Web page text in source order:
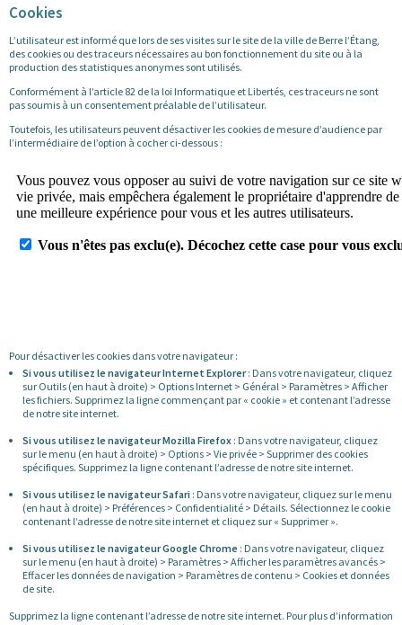
Cookies
L’utilisateur est informé que lors de ses visites sur le site de la ville de Berre l’Étang,
des cookies ou des traceurs nécessaires au bon fonctionnement du site ou à la
production des statistiques anonymes sont utilisés.
Conformément à l’article 82 de la loi Informatique et Libertés, ces traceurs ne sont
pas soumis à un consentement préalable de l’utilisateur.
Toutefois, les utilisateurs peuvent désactiver les cookies de mesure d’audience par
l’intermédiaire de l’option à cocher ci-dessous :
Pour désactiver les cookies dans votre navigateur :
Si vous utilisez le navigateur Internet Explorer: Dans votre navigateur, cliquez
sur Outils (en haut à droite) > Options Internet > Général > Paramètres > Afficher
les fichiers. Supprimez la ligne commençant par « cookie » et contenant l’adresse
de notre site internet.
Si vous utilisez le navigateur Mozilla Firefox : Dans votre navigateur, cliquez
sur le menu (en haut à droite) > Options > Vie privée > Supprimer des cookies
spécifiques. Supprimez la ligne contenant l’adresse de notre site internet.
Si vous utilisez le navigateur Safari : Dans votre navigateur, cliquez sur le menu
(en haut à droite) > Préférences > Confidentialité > Détails. Sélectionnez le cookie
contenant l’adresse de notre site internet et cliquez sur « Supprimer ».
Si vous utilisez le navigateur Google Chrome : Dans votre navigateur, cliquez
sur le menu (en haut à droite) > Paramètres > Afficher les paramètres avancés >
Effacer les données de navigation > Paramètres de contenu > Cookies et données
de site.
Supprimez la ligne contenant l’adresse de notre site internet. Pour plus d’information